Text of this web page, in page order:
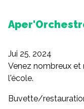
Vie municipale
Vie quotidienne
Jui 25, 2024
Venez nombreux
l'école.
Buvette/